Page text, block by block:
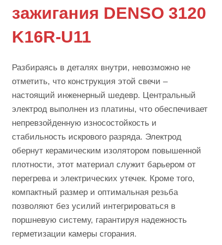
зажигания DENSO 3120
K16R-U11
Разбираясь в деталях внутри, невозможно не
отметить, что конструкция этой свечи –
настоящий инженерный шедевр. Центральный
электрод выполнен из платины, что обеспечивает
непревзойденную износостойкость и
стабильность искрового разряда. Электрод
обернут керамическим изолятором повышенной
плотности, этот материал служит барьером от
перегрева и электрических утечек. Кроме того,
компактный размер и оптимальная резьба
позволяют без усилий интегрироваться в
поршневую систему, гарантируя надежность
герметизации камеры сгорания.